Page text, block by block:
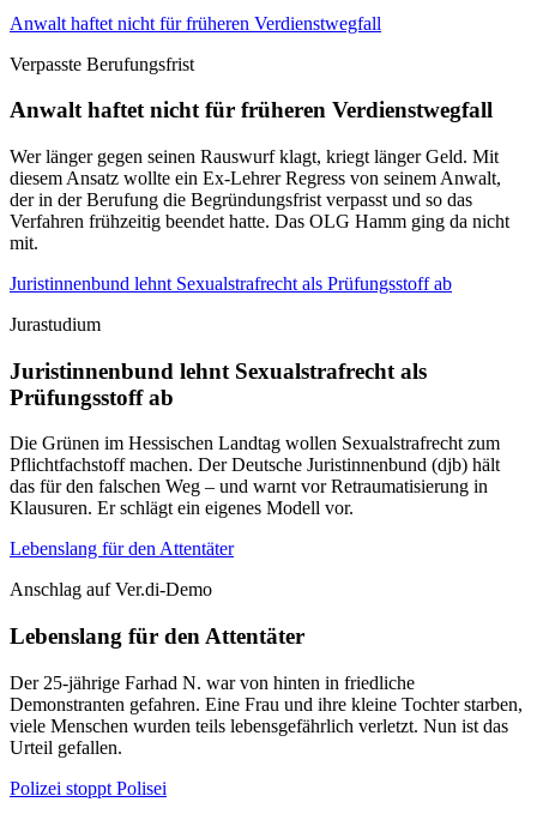
Anwalt haftet nicht für früheren Verdienstwegfall
Verpasste Berufungsfrist
Anwalt haftet nicht für früheren Verdienstwegfall
Wer länger gegen seinen Rauswurf klagt, kriegt länger Geld. Mit
diesem Ansatz wollte ein Ex-Lehrer Regress von seinem Anwalt,
der in der Berufung die Begründungsfrist verpasst und so das
Verfahren frühzeitig beendet hatte. Das OLG Hamm ging da nicht
mit.
Juristinnenbund lehnt Sexualstrafrecht als Prüfungsstoff ab
Jurastudium
Juristinnenbund lehnt Sexualstrafrecht als
Prüfungsstoff ab
Die Grünen im Hessischen Landtag wollen Sexualstrafrecht zum
Pflichtfachstoff machen. Der Deutsche Juristinnenbund (djb) hält
das für den falschen Weg – und warnt vor Retraumatisierung in
Klausuren. Er schlägt ein eigenes Modell vor.
Lebenslang für den Attentäter
Anschlag auf Ver.di-Demo
Lebenslang für den Attentäter
Der 25-jährige Farhad N. war von hinten in friedliche
Demonstranten gefahren. Eine Frau und ihre kleine Tochter starben,
viele Menschen wurden teils lebensgefährlich verletzt. Nun ist das
Urteil gefallen.
Polizei stoppt Polisei